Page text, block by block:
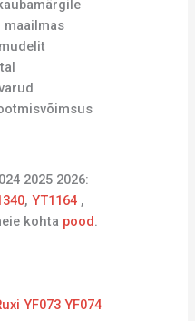
maailmas
2025 2026:
,YT1164 ,
kohta pood.
YF073 YF074